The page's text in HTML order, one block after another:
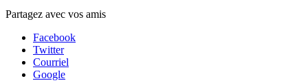
Partagez avec vos amis
Facebook
Twitter
Courriel
Google